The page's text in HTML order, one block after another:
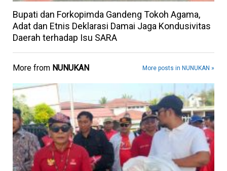
Bupati dan Forkopimda Gandeng Tokoh Agama,
Adat dan Etnis Deklarasi Damai Jaga Kondusivitas
Daerah terhadap Isu SARA
More from NUNUKAN More posts in NUNUKAN »